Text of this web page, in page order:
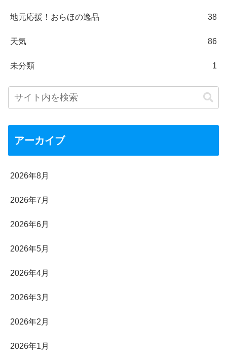
地元応援！おらほの逸品 38
天気 86
未分類 1
アーカイブ
2026年8月
2026年7月
2026年6月
2026年5月
2026年4月
2026年3月
2026年2月
2026年1月